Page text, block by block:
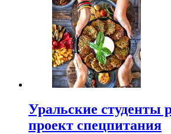
Уральские студенты
проект спецпитания